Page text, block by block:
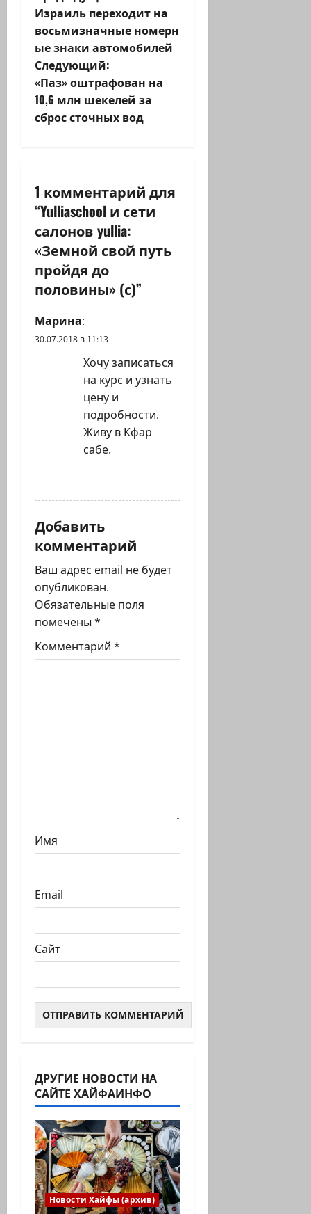
а
в
и
г
и
я
з
а
п
и
Израиль переходит на
восьмизначные номерн
ые знаки автомобилей
Следующий:
«Паз» оштрафован на
10,6 млн шекелей за
сброс сточных вод
1 комментарий для
“Yulliaschool и сети
салонов yullia:
«Земной свой путь
пройдя до
половины» (с)”
Марина:
30.07.2018 в 11:13
Хочу записаться
на курс и узнать
цену и
подробности.
Живу в Кфар
сабе.
Добавить
комментарий
Ваш адрес email не будет
опубликован.
Обязательные поля
помечены *
Комментарий *
Имя
Email
Сайт
ДРУГИЕ НОВОСТИ НА
САЙТЕ ХАЙФАИНФО
Новости Хайфы (архив)